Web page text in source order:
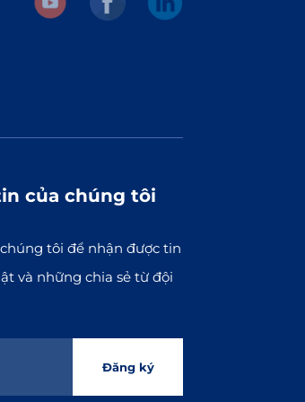
của chúng tôi
tôi để nhận được tin
và những chia sẻ từ đội
Đăng ký